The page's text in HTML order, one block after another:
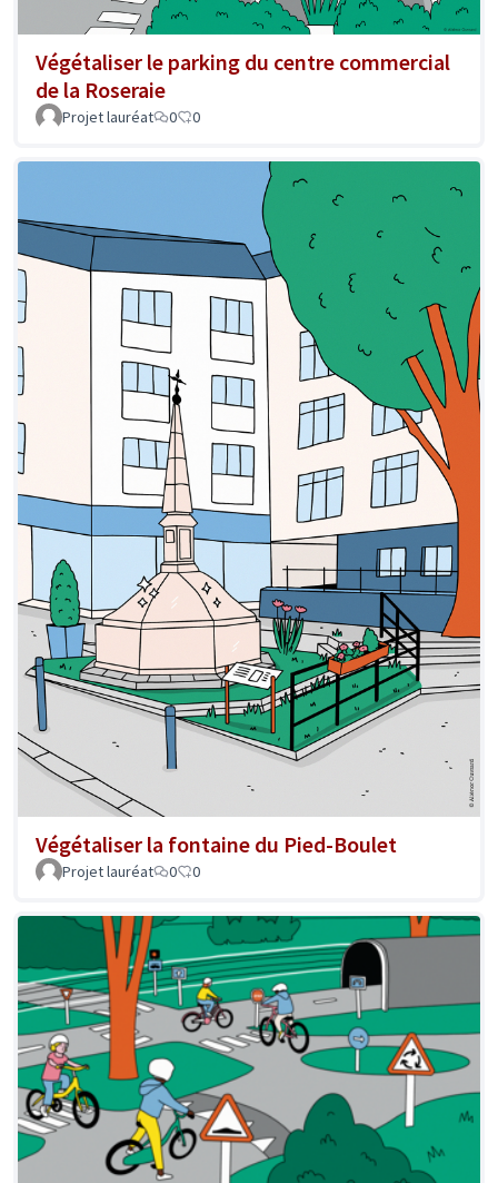
Végétaliser le parking du centre commercial
de la Roseraie
Projet lauréat 0 0
Végétaliser la fontaine du Pied-Boulet
Projet lauréat 0 0